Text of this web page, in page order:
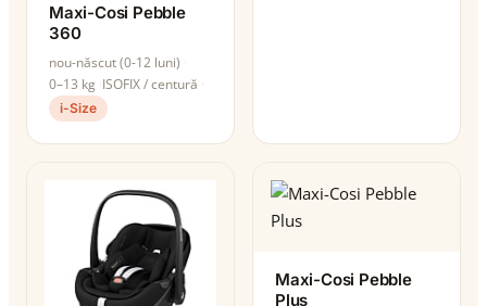
Maxi-Cosi Pebble
360
nou-născut (0-12 luni)
0–13 kg ISOFIX / centură
i-Size
Maxi-Cosi Pebble
Plus